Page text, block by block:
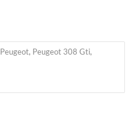
Peugeot, Peugeot 308 Gti,